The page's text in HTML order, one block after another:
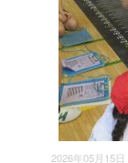
2026年05月15日